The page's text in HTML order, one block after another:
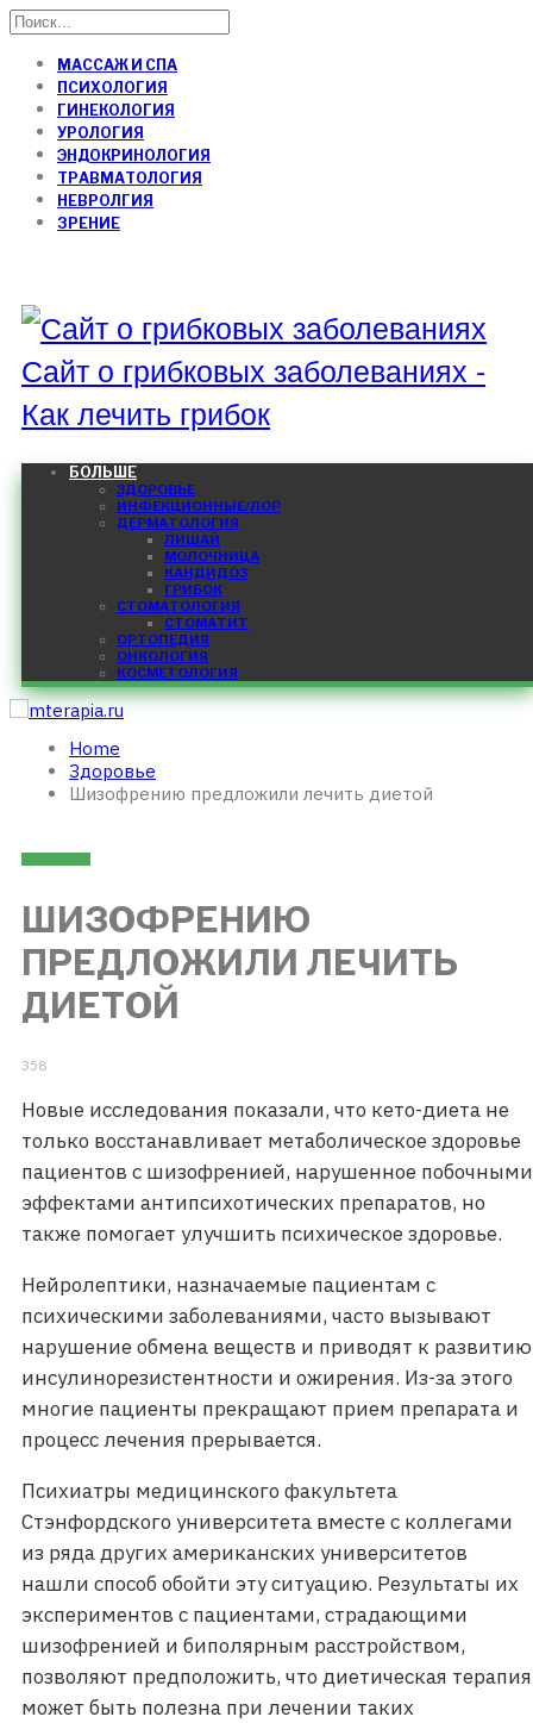
МАССАЖ И СПА
ПСИХОЛОГИЯ
ГИНЕКОЛОГИЯ
УРОЛОГИЯ
ЭНДОКРИНОЛОГИЯ
ТРАВМАТОЛОГИЯ
НЕВРОЛГИЯ
ЗРЕНИЕ
Сайт о грибковых заболеваниях -
Как лечить грибок
БОЛЬШЕ
ЗДОРОВЬЕ
ИНФЕКЦИОННЫЕ/ЛОР
ДЕРМАТОЛОГИЯ
ЛИШАЙ
МОЛОЧНИЦА
КАНДИДОЗ
ГРИБОК
СТОМАТОЛОГИЯ
СТОМАТИТ
ОРТОПЕДИЯ
ОНКОЛОГИЯ
КОСМЕТОЛОГИЯ
Home
Здоровье
Шизофрению предложили лечить диетой
ШИЗОФРЕНИЮ
ПРЕДЛОЖИЛИ ЛЕЧИТЬ
ДИЕТОЙ
358
Новые исследования показали, что кето-диета не
только восстанавливает метаболическое здоровье
пациентов с шизофренией, нарушенное побочными
эффектами антипсихотических препаратов, но
также помогает улучшить психическое здоровье.
Нейролептики, назначаемые пациентам с
психическими заболеваниями, часто вызывают
нарушение обмена веществ и приводят к развитию
инсулинорезистентности и ожирения. Из-за этого
многие пациенты прекращают прием препарата и
процесс лечения прерывается.
Психиатры медицинского факультета
Стэнфордского университета вместе с коллегами
из ряда других американских университетов
нашли способ обойти эту ситуацию. Результаты их
экспериментов с пациентами, страдающими
шизофренией и биполярным расстройством,
позволяют предположить, что диетическая терапия
может быть полезна при лечении таких